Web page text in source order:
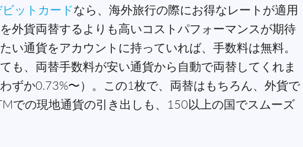
ットカードなら、海外旅行の際にお得なレートが適用
外貨両替するよりも高いコストパフォーマンスが期待
い通貨をアカウントに持っていれば、手数料は無料。
も、両替手数料が安い通貨から自動で両替してくれま
ずか0.73%〜）。この1枚で、両替はもちろん、外貨で
での現地通貨の引き出しも、150以上の国でスムーズ